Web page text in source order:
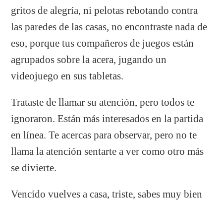
gritos de alegría, ni pelotas rebotando contra
las paredes de las casas, no encontraste nada de
eso, porque tus compañeros de juegos están
agrupados sobre la acera, jugando un
videojuego en sus tabletas.
Trataste de llamar su atención, pero todos te
ignoraron. Están más interesados en la partida
en línea. Te acercas para observar, pero no te
llama la atención sentarte a ver como otro más
se divierte.
Vencido vuelves a casa, triste, sabes muy bien